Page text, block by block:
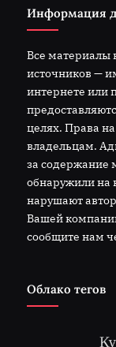
Информация
Все материалы
источников —
интернете или
целях. Права
владельцам.
за содержание
обнаружили на
нарушают
Вашей
сообщите нам
Облако тегов